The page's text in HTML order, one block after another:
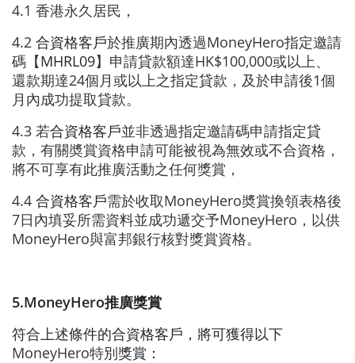
4.1 香港永久居民，
4.2 合資格客戶於推廣期內透過MoneyHero指定邀請
碼【MHRL09】申請貸款額達HK$100,000或以上、
還款期達24個月或以上之指定貸款，及於申請後1個
月內成功提取貸款。
4.3 若合資格客戶並非透過指定邀請碼申請指定貸
款， 有關奬賞資格申請可能被視為無效或不合資格 ，
將不可享有此推廣活動之任何獎賞，
4.4 合資格客戶需於收取MoneyHero奬賞換領表格後
7日內填妥所需資料並成功遞交予MoneyHero ，以供
MoneyHero與富邦銀行核對獎賞資格。
5.MoneyHero推廣獎賞
符合上述條件的合資格客戶，將可獲得以下
MoneyHero特別獎賞：